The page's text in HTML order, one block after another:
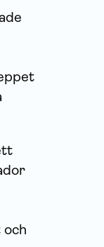
och